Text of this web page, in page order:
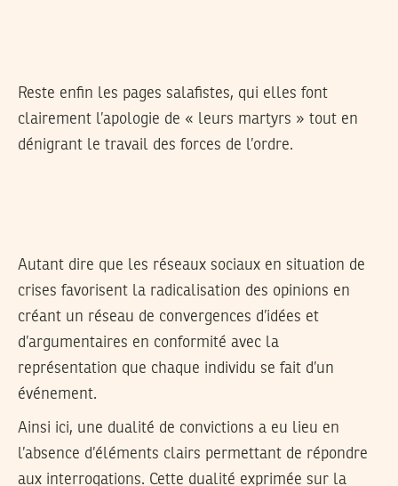
Reste enfin les pages salafistes, qui elles font
clairement l’apologie de « leurs martyrs » tout en
dénigrant le travail des forces de l’ordre.
Autant dire que les réseaux sociaux en situation de
crises favorisent la radicalisation des opinions en
créant un réseau de convergences d’idées et
d’argumentaires en conformité avec la
représentation que chaque individu se fait d’un
événement.
Ainsi ici, une dualité de convictions a eu lieu en
l’absence d’éléments clairs permettant de répondre
aux interrogations. Cette dualité exprimée sur la